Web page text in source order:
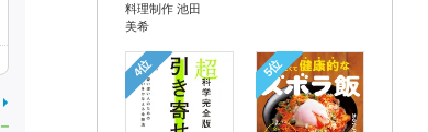
料理制作 池田
美希
4位 5位